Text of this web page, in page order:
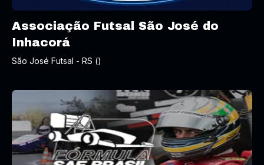
Associação Futsal São José do
Inhacorá
São José Futsal - RS ()